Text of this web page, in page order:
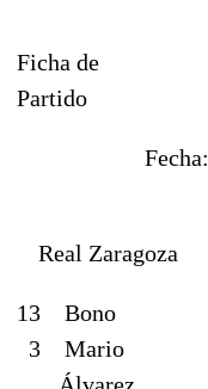
Ficha de
Partido
Fecha:
Real Zaragoza
13
Bono
3
Mario